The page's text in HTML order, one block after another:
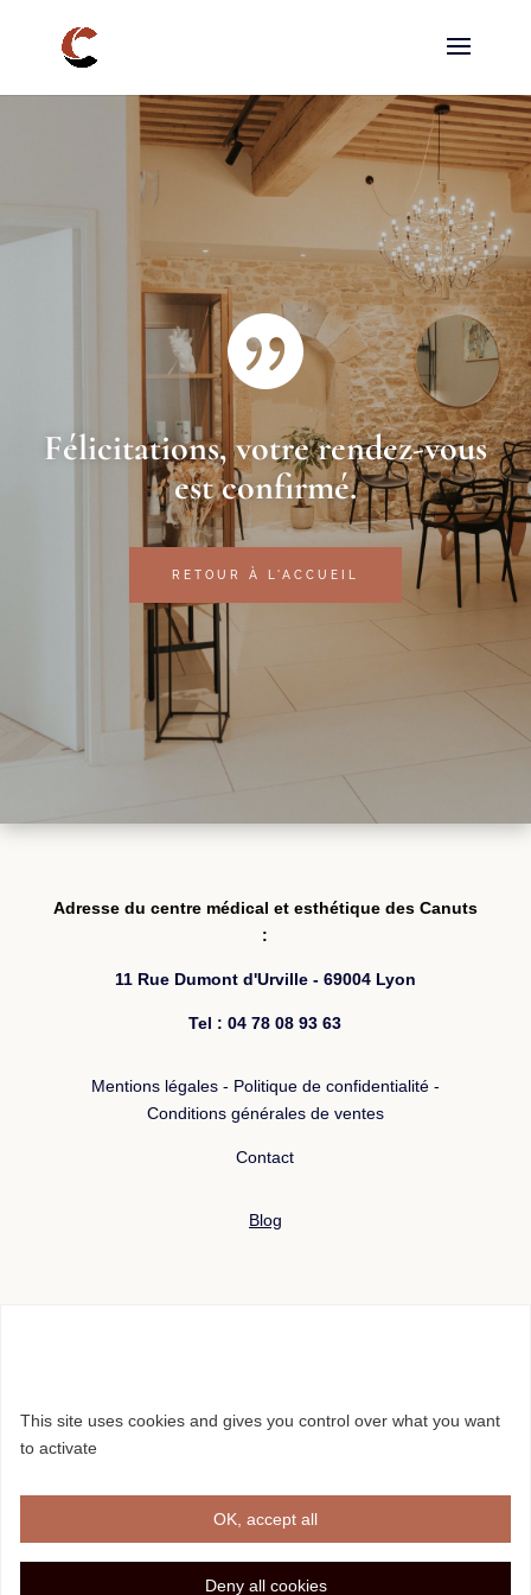
This site uses cookies and gives you control over what you want
to activate
OK, accept all
Deny all cookies

Félicitations, votre rendez-vous
est confirmé.
RETOUR À L'ACCUEIL
Adresse du centre médical et esthétique des Canuts
:
11 Rue Dumont d'Urville - 69004 Lyon
Tel : 04 78 08 93 63
Mentions légales - Politique de confidentialité -
Conditions générales de ventes
Contact
Blog
